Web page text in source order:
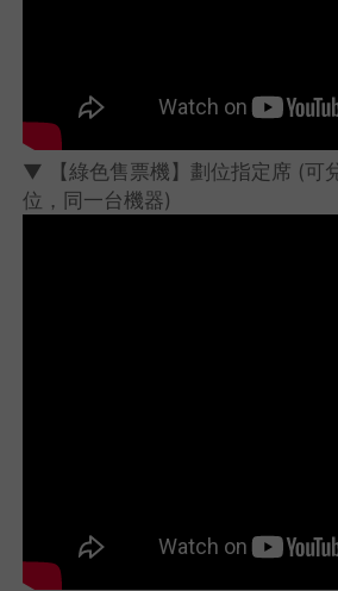
▼ 【綠色售票機】劃位指定席 (可
位，同一台機器)